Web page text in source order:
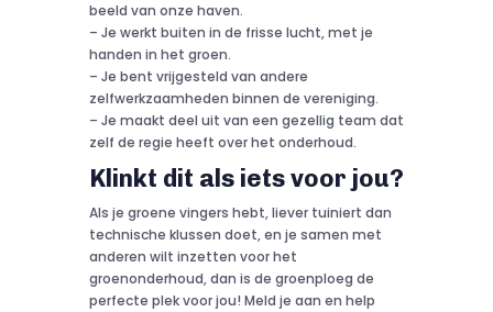
beeld van onze haven.
– Je werkt buiten in de frisse lucht, met je
handen in het groen.
– Je bent vrijgesteld van andere
zelfwerkzaamheden binnen de vereniging.
– Je maakt deel uit van een gezellig team dat
zelf de regie heeft over het onderhoud.
Klinkt dit als iets voor jou?
Als je groene vingers hebt, liever tuiniert dan
technische klussen doet, en je samen met
anderen wilt inzetten voor het
groenonderhoud, dan is de groenploeg de
perfecte plek voor jou! Meld je aan en help